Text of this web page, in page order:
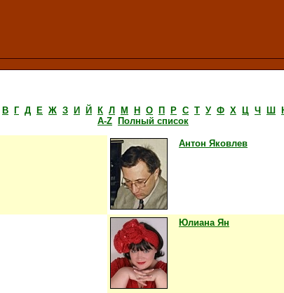
В Г Д Е Ж З И Й К Л М Н О П Р С Т У Ф Х Ц Ч Ш
A-Z
Полный список
Антон Яковлев
Юлиана Ян